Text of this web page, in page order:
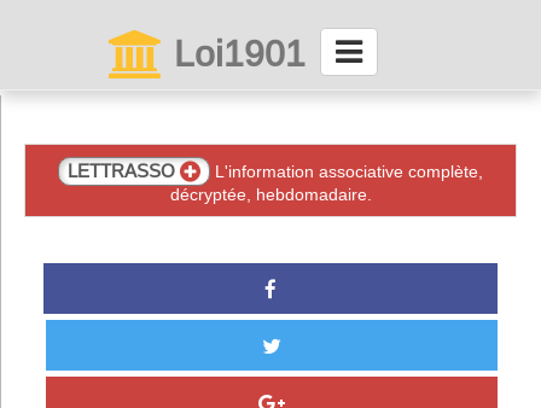
Loi1901
Connexion
LETTRASSO
L'information associative complète,
décryptée, hebdomadaire.